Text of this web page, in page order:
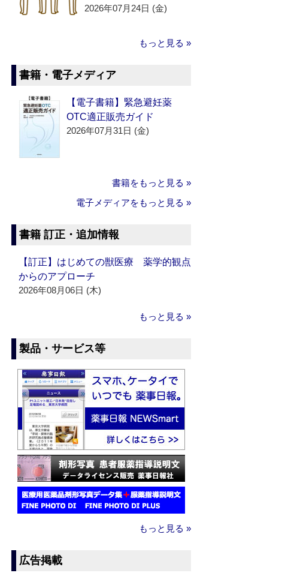
2026年07月24日 (金)
もっと見る »
書籍・電子メディア
【電子書籍】緊急避妊薬
OTC適正販売ガイド
2026年07月31日 (金)
書籍をもっと見る »
電子メディアをもっと見る »
書籍 訂正・追加情報
【訂正】はじめての獣医療 薬学的観点
からのアプローチ
2026年08月06日 (木)
もっと見る »
製品・サービス等
もっと見る »
広告掲載